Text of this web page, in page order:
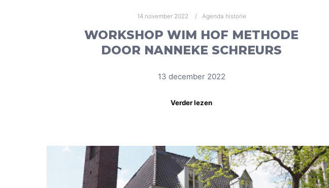
14 november 2022 Agenda historie
WORKSHOP WIM HOF METHODE
DOOR NANNEKE SCHREURS
13 december 2022
Verder lezen